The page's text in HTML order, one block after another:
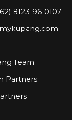
8123-96-0107
Team
Partners